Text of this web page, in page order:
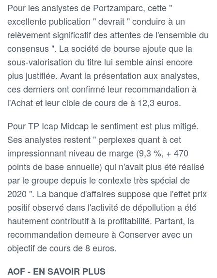
Pour les analystes de Portzamparc, cette "
excellente publication " devrait " conduire à un
relèvement significatif des attentes de l'ensemble du
consensus ". La société de bourse ajoute que la
sous-valorisation du titre lui semble ainsi encore
plus justifiée. Avant la présentation aux analystes,
ces derniers ont confirmé leur recommandation à
l'Achat et leur cible de cours de à 12,3 euros.
Pour TP Icap Midcap le sentiment est plus mitigé.
Ses analystes restent " perplexes quant à cet
impressionnant niveau de marge (9,3 %, + 470
points de base annuelle) qui n'avait plus été réalisé
par le groupe depuis le contexte très spécial de
2020 ". La banque d'affaires suppose que l'effet prix
positif observé dans l'activité de dépollution a été
hautement contributif à la profitabilité. Partant, la
recommandation demeure à Conserver avec un
objectif de cours de 8 euros.
AOF - EN SAVOIR PLUS